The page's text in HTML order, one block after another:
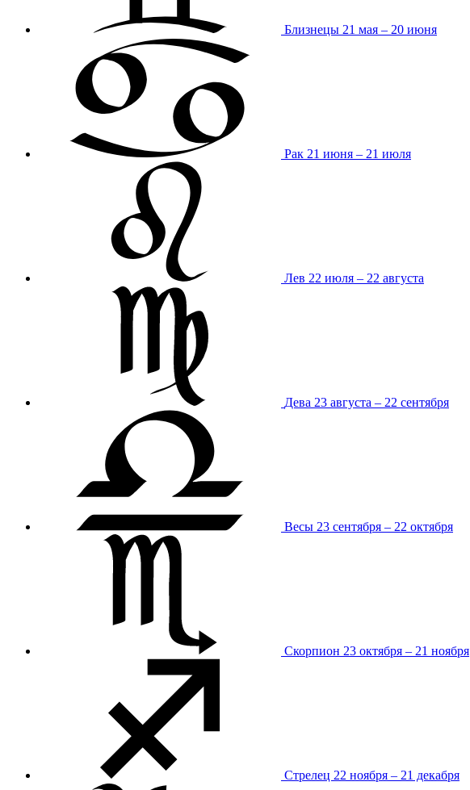
Близнецы 21 мая – 20 июня
Рак 21 июня – 21 июля
Лев 22 июля – 22 августа
Дева 23 августа – 22 сентября
Весы 23 сентября – 22 октября
Скорпион 23 октября – 21 ноября
Стрелец 22 ноября – 21 декабря